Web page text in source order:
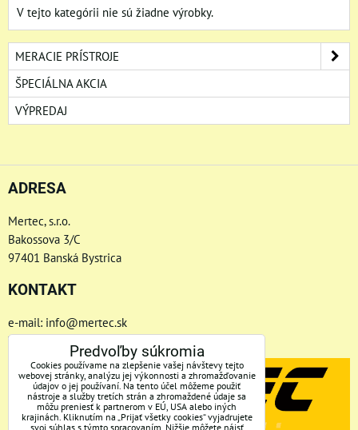
V tejto kategórii nie sú žiadne výrobky.
MERACIE PRÍSTROJE
ŠPECIÁLNA AKCIA
VÝPREDAJ
ADRESA
Mertec, s.r.o.
Bakossova 3/C
97401 Banská Bystrica
KONTAKT
e-mail: info@mertec.sk
Telefón: +421 48-4800 791
Predvoľby súkromia
Cookies používame na zlepšenie vašej návštevy tejto
webovej stránky, analýzu jej výkonnosti a zhromažďovanie
údajov o jej používaní. Na tento účel môžeme použiť
nástroje a služby tretích strán a zhromaždené údaje sa
môžu preniesť k partnerom v EÚ, USA alebo iných
krajinách. Kliknutím na „Prijať všetky cookies“ vyjadrujete
svoj súhlas s týmto spracovaním. Nižšie môžete nájsť